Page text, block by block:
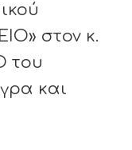
στον κ.
του
και